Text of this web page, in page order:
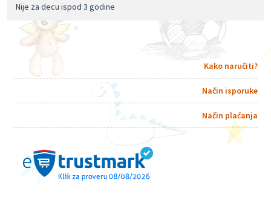
Nije za decu ispod 3 godine
Kako naručiti?
Način isporuke
Način plaćanja